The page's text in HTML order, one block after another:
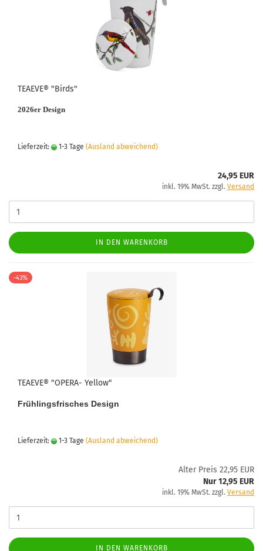
TEAEVE® "Birds"
2026er Design
Lieferzeit: 1-3 Tage (Ausland abweichend)
24,95 EUR
inkl. 19% MwSt. zzgl. Versand
IN DEN WARENKORB
-43%
TEAEVE® "OPERA- Yellow"
Frühlingsfrisches Design
Lieferzeit: 1-3 Tage (Ausland abweichend)
Alter Preis 22,95 EUR
Nur 12,95 EUR
inkl. 19% MwSt. zzgl. Versand
IN DEN WARENKORB